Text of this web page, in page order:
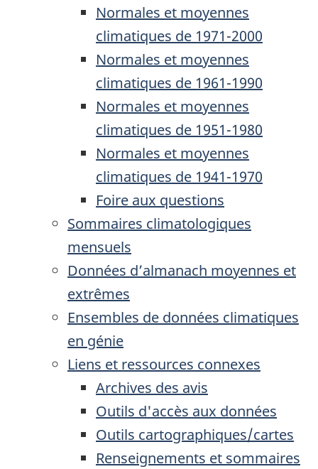
Normales et moyennes
climatiques de 1971-2000
Normales et moyennes
climatiques de 1961-1990
Normales et moyennes
climatiques de 1951-1980
Normales et moyennes
climatiques de 1941-1970
Foire aux questions
Sommaires climatologiques
mensuels
Données d’almanach moyennes et
extrêmes
Ensembles de données climatiques
en génie
Liens et ressources connexes
Archives des avis
Outils d'accès aux données
Outils cartographiques/cartes
Renseignements et sommaires